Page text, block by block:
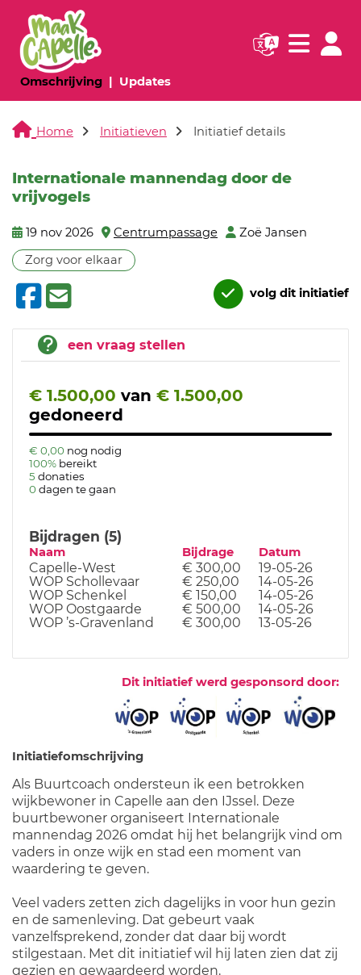
Omschrijving(huidige pagina)
Updates(huidige pagina)
Navigatie
Home Initiatieven Initiatief details
Internationale mannendag door de
vrijvogels
19 nov 2026 Centrumpassage
Zoë Jansen
Zorg voor elkaar
volg dit initiatief
een vraag stellen
€ 1.500,00 van € 1.500,00
gedoneerd
€ 0,00 nog nodig
100% bereikt
5 donaties
0 dagen te gaan
Bijdragen (5)
Naam Bijdrage Datum
Capelle-West € 300,00
19-05-26
WOP Schollevaar
€ 250,00
14-05-26
WOP Schenkel
€ 150,00
14-05-26
WOP Oostgaarde
€ 500,00
14-05-26
WOP ’s-Gravenland
€ 300,00 13-05-26
Dit initiatief werd gesponsord door:
Initiatiefomschrijving
Als Buurtcoach ondersteun ik een betrokken
wijkbewoner in Capelle aan den IJssel. Deze
buurtbewoner organiseert Internationale
mannendag 2026 omdat hij het belangrijk vind om
vaders in onze wijk en stad een moment van
waardering te geven.
Veel vaders zetten zich dagelijks in voor hun gezin
en de samenleving. Dat gebeurt vaak
vanzelfsprekend, zonder dat daar bij wordt
stilgestaan. Met dit initiatief wil hij laten zien dat zij
gezien en gewaardeerd worden.